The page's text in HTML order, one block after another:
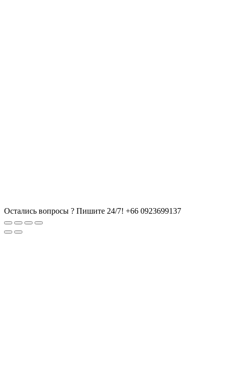
Остались вопросы ? Пишите 24/7! +66 0923699137